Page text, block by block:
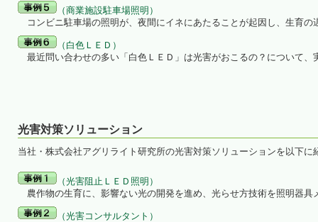
（商業施設駐車場照明）
コンビニ駐車場の照明が、夜間にイネにあたることが起因し、生育の
（白色ＬＥＤ）
最近問い合わせの多い「白色ＬＥＤ」は光害がおこるの？について、
光害対策ソリューション
当社・株式会社アグリライト研究所の光害対策ソリューションを以下に
（光害阻止ＬＥＤ照明）
農作物の生育に、影響ない光の開発を進め、光らせ方技術を照明器
（光害コンサルタント）